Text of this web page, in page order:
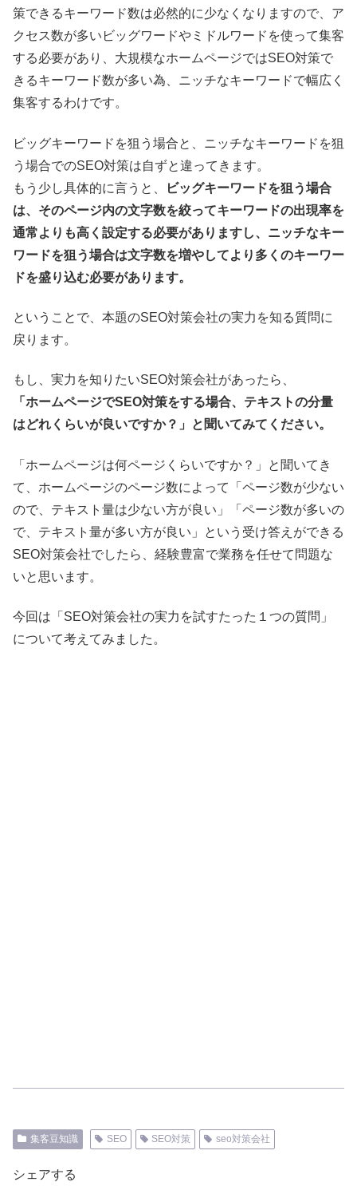
策できるキーワード数は必然的に少なくなりますので、ア
クセス数が多いビッグワードやミドルワードを使って集客
する必要があり、大規模なホームページではSEO対策で
きるキーワード数が多い為、ニッチなキーワードで幅広く
集客するわけです。
ビッグキーワードを狙う場合と、ニッチなキーワードを狙
う場合でのSEO対策は自ずと違ってきます。
もう少し具体的に言うと、
ビッグキーワードを狙う場合
は、そのページ内の文字数を絞ってキーワードの出現率を
通常よりも高く設定する必要がありますし、ニッチなキー
ワードを狙う場合は文字数を増やしてより多くのキーワー
ドを盛り込む必要があります。
ということで、本題のSEO対策会社の実力を知る質問に
戻ります。
もし、実力を知りたいSEO対策会社があったら、
「ホームページでSEO対策をする場合、テキストの分量
はどれくらいが良いですか？」と聞いてみてください。
「ホームページは何ページくらいですか？」と聞いてき
て、ホームページのページ数によって「ページ数が少ない
ので、テキスト量は少ない方が良い」「ページ数が多いの
で、テキスト量が多い方が良い」という受け答えができる
SEO対策会社でしたら、経験豊富で業務を任せて問題な
いと思います。
今回は「SEO対策会社の実力を試すたった１つの質問」
について考えてみました。
集客豆知識 SEO SEO対策 seo対策会社
シェアする